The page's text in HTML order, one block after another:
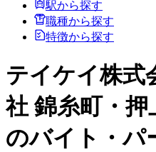
駅から探す
職種から探す
特徴から探す
テイケイ株式
社 錦糸町・
のバイト・パ